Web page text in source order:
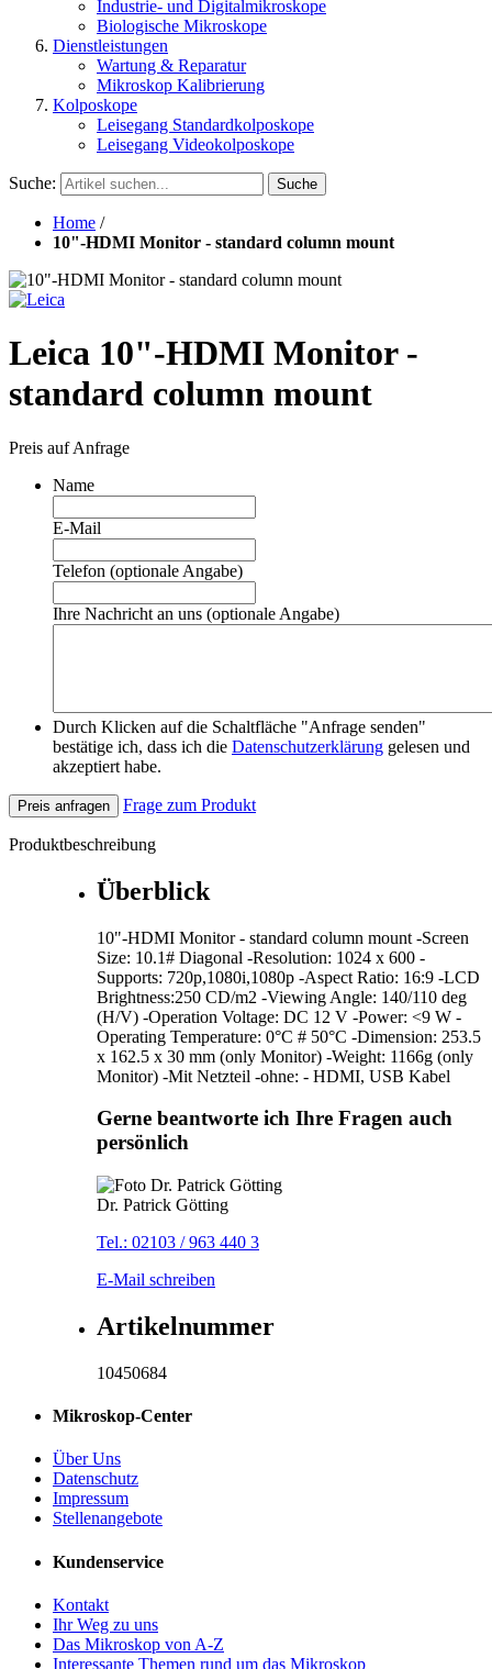
Industrie- und Digitalmikroskope
Biologische Mikroskope
Dienstleistungen
Wartung & Reparatur
Mikroskop Kalibrierung
Kolposkope
Leisegang Standardkolposkope
Leisegang Videokolposkope
Suche: Suche
Home /
10"-HDMI Monitor - standard column mount
Leica 10"-HDMI Monitor -
standard column mount
Preis auf Anfrage
Name
E-Mail
Telefon (optionale Angabe)
Ihre Nachricht an uns (optionale Angabe)
Durch Klicken auf die Schaltfläche "Anfrage senden"
bestätige ich, dass ich die Datenschutzerklärung gelesen und
akzeptiert habe.
Preis anfragen Frage zum Produkt
Produktbeschreibung
Überblick
10"-HDMI Monitor - standard column mount -Screen
Size: 10.1# Diagonal -Resolution: 1024 x 600 -
Supports: 720p,1080i,1080p -Aspect Ratio: 16:9 -LCD
Brightness:250 CD/m2 -Viewing Angle: 140/110 deg
(H/V) -Operation Voltage: DC 12 V -Power: <9 W -
Operating Temperature: 0°C # 50°C -Dimension: 253.5
x 162.5 x 30 mm (only Monitor) -Weight: 1166g (only
Monitor) -Mit Netzteil -ohne: - HDMI, USB Kabel
Gerne beantworte ich Ihre Fragen auch
persönlich
Dr. Patrick Götting
Tel.: 02103 / 963 440 3
E-Mail schreiben
Artikelnummer
10450684
Mikroskop-Center
Über Uns
Datenschutz
Impressum
Stellenangebote
Kundenservice
Kontakt
Ihr Weg zu uns
Das Mikroskop von A-Z
Interessante Themen rund um das Mikroskop